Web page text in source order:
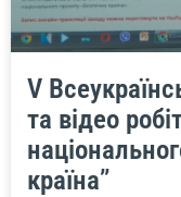
V
та відео
країна’’